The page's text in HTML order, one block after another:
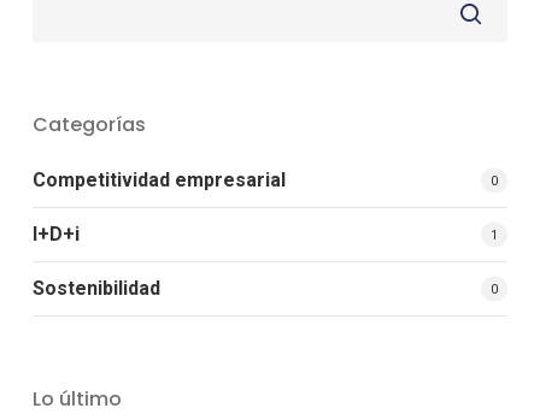
Categorías
Competitividad empresarial 0
I+D+i 1
Sostenibilidad 0
Lo último